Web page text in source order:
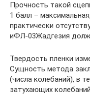
Прочность такой
1 балл –
практически
иФЛ-03Жадгезия
Твердость пленки
Сущность метода
(числа колебаний), в
затухающих